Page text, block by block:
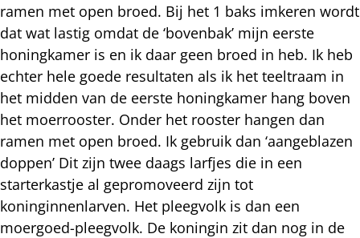
ramen met open broed. Bij het 1 baks imkeren wordt
dat wat lastig omdat de ‘bovenbak’ mijn eerste
honingkamer is en ik daar geen broed in heb. Ik heb
echter hele goede resultaten als ik het teeltraam in
het midden van de eerste honingkamer hang boven
het moerrooster. Onder het rooster hangen dan
ramen met open broed. Ik gebruik dan ‘aangeblazen
doppen’ Dit zijn twee daags larfjes die in een
starterkastje al gepromoveerd zijn tot
koninginnenlarven. Het pleegvolk is dan een
moergoed-pleegvolk. De koningin zit dan nog in de